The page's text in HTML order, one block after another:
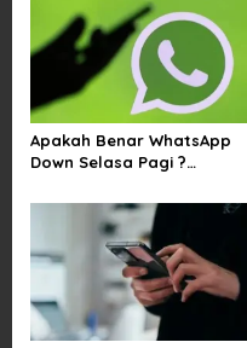
n
Apakah Benar WhatsApp
Down Selasa Pagi ?
Gambar dan Video di
Sejumlah Wilayah